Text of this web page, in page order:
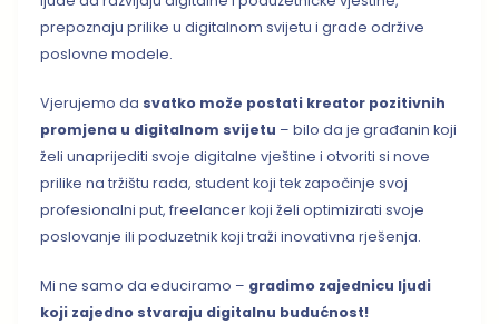
prepoznaju prilike u digitalnom svijetu i grade održive
poslovne modele.
Vjerujemo da svatko može postati kreator pozitivnih
promjena u digitalnom svijetu – bilo da je građanin koji
želi unaprijediti svoje digitalne vještine i otvoriti si nove
prilike na tržištu rada, student koji tek započinje svoj
profesionalni put, freelancer koji želi optimizirati svoje
poslovanje ili poduzetnik koji traži inovativna rješenja.
Mi ne samo da educiramo – gradimo zajednicu ljudi
koji zajedno stvaraju digitalnu budućnost!